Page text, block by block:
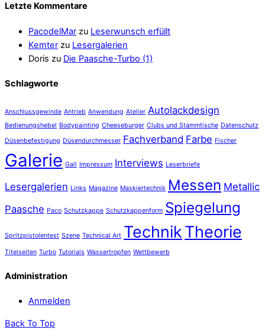
Letzte Kommentare
PacodelMar zu Leserwunsch erfüllt
Kemter zu Lesergalerien
Doris zu Die Paasche-Turbo (1)
Schlagworte
Anschlussgewinde Antrieb Anwendung Atelier Autolackdesign
Bedienungshebel Bodypainting Cheeseburger Clubs und Stammtische Datenschutz
Düsenbefestigung Düsendurchmesser Fachverband Farbe Fischer
Galerie Gall Impressum Interviews Leserbriefe
Lesergalerien Links Magazine Maskiertechnik Messen Metallic
Paasche Paco Schutzkappe Schutzkappenform Spiegelung
Spritzpistolentest Szene Technical Art TechnikTheorie
Titelseiten Turbo Tutorials Wassertropfen Wettbewerb
Administration
Anmelden
Back To Top